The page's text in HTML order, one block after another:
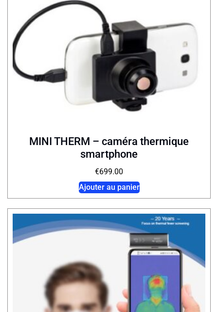
MINI THERM – caméra thermique
smartphone
€699.00
Ajouter au panier